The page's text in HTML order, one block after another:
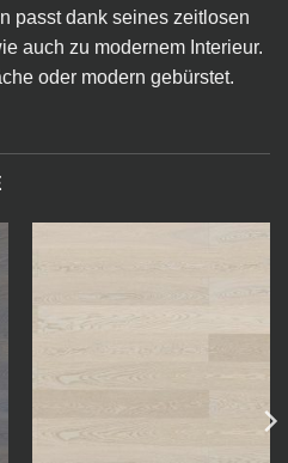
passt dank seines zeitlosen
auch zu modernem Interieur.
oder modern gebürstet.